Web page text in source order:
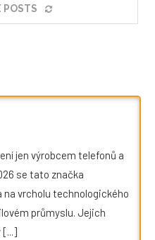
POSTS
jen výrobcem telefonů a
se tato značka
vrcholu technologického
průmyslu. Jejich
[...]